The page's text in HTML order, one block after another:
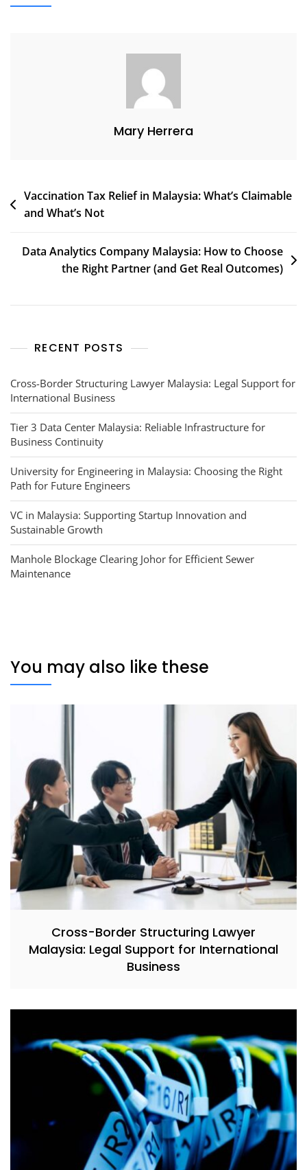
Mary Herrera
Post
navigation
Vaccination Tax Relief in Malaysia: What’s Claimable
and What’s Not
Data Analytics Company Malaysia: How to Choose
the Right Partner (and Get Real Outcomes)
RECENT POSTS
Cross-Border Structuring Lawyer Malaysia: Legal Support for
International Business
Tier 3 Data Center Malaysia: Reliable Infrastructure for
Business Continuity
University for Engineering in Malaysia: Choosing the Right
Path for Future Engineers
VC in Malaysia: Supporting Startup Innovation and
Sustainable Growth
Manhole Blockage Clearing Johor for Efficient Sewer
Maintenance
You may also like these
Cross-Border Structuring Lawyer
Malaysia: Legal Support for International
Business